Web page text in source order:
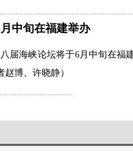
中旬在福建举办
届海峡论坛将于6月中旬在福
博、许晓静）